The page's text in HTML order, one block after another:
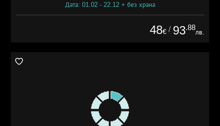
Дата: 01.02 - 22.12 + без храна
48€ / 93.88
лв.